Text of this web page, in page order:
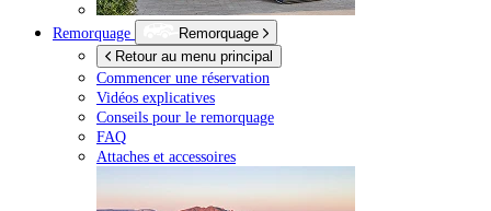
Remorquage
Remorquage
Retour au menu principal
Commencer une réservation
Vidéos explicatives
Conseils pour le remorquage
FAQ
Attaches et accessoires